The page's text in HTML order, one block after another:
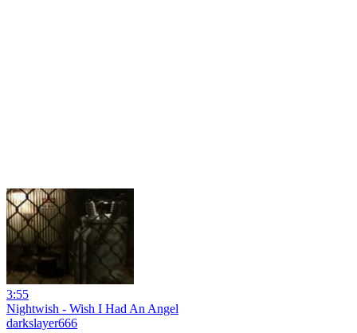
3:55
Nightwish - Wish I Had An Angel
darkslayer666